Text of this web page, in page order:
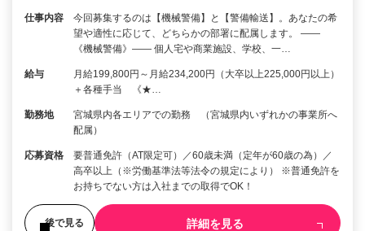
仕事内容
今回募集するのは【機械警備】と【警備輸送】。あなたの希
望や適性に応じて、どちらかの部署に配属します。 ――
《機械警備》―― 個人宅や商業施設、学校、一…
給与
月給199,800円～月給234,200円（大卒以上225,000円以上）
＋各種手当 《★…
勤務地
宮城県内各エリアでの勤務 （宮城県内いずれかの事業所へ
配属）
応募資格
要普通免許（AT限定可）／60歳未満（定年が60歳の為）／
高卒以上（※労働基準法等法令の規定により） ※普通免許を
お持ちでない方は入社までの取得でOK！
後で見る 詳細を見る